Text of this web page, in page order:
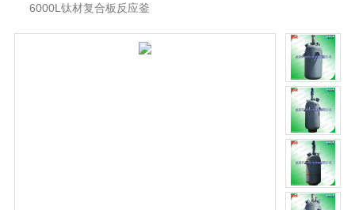
6000L钛材复合板反应釜